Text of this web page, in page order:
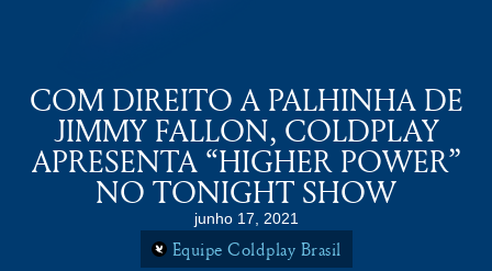
COM DIREITO A PALHINHA DE
JIMMY FALLON, COLDPLAY
APRESENTA “HIGHER POWER”
NO TONIGHT SHOW
junho 17, 2021
Equipe Coldplay Brasil